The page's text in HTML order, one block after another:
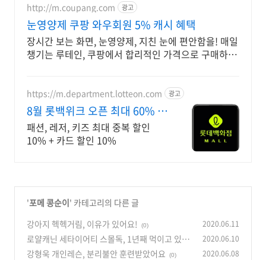
http://m.coupang.com 광고
눈영양제 쿠팡 와우회원 5% 캐시 혜택
장시간 보는 화면, 눈영양제, 지친 눈에 편안함을! 매일
챙기는 루테인, 쿠팡에서 합리적인 가격으로 구매하세
https://m.department.lotteon.com 광고
8월 롯백위크 오픈 최대 60% 서
머 클리어런스
패션, 레저, 키즈 최대 중복 할인
10% + 카드 할인 10%
'포메 콩순이' 카테고리의 다른 글
강아지 헥헥거림, 이유가 있어요!
(0) 2020.06.11
로얄캐닌 세타이어티 스몰독, 1년째 먹이고 있어
요 (0)
2020.06.10
강형욱 개인레슨, 분리불안 훈련받았어요 (0) 2020.06.08